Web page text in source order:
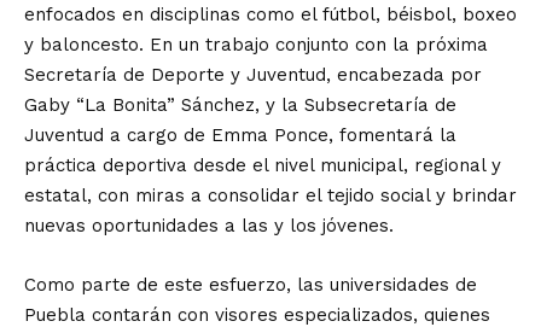
enfocados en disciplinas como el fútbol, béisbol, boxeo
y baloncesto. En un trabajo conjunto con la próxima
Secretaría de Deporte y Juventud, encabezada por
Gaby “La Bonita” Sánchez, y la Subsecretaría de
Juventud a cargo de Emma Ponce, fomentará la
práctica deportiva desde el nivel municipal, regional y
estatal, con miras a consolidar el tejido social y brindar
nuevas oportunidades a las y los jóvenes.
Como parte de este esfuerzo, las universidades de
Puebla contarán con visores especializados, quienes